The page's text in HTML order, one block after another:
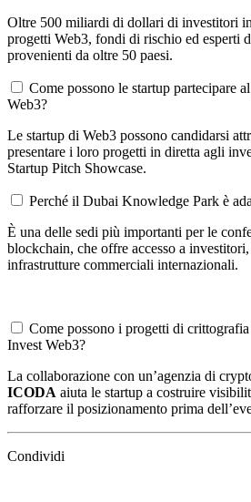
Oltre 500 miliardi di dollari di investitori
progetti Web3, fondi di rischio ed esperti
provenienti da oltre 50 paesi.
Come possono le startup partecipare
Web3?
Le startup di Web3 possono candidarsi
presentare i loro progetti in diretta agli
Startup Pitch Showcase.
Perché il Dubai Knowledge Park è
È una delle sedi più importanti per le
blockchain, che offre accesso a
infrastrutture commerciali internazionali.
Come possono i progetti di
Invest Web3?
La collaborazione con un’agenzia di
ICODA aiuta le startup a costruire
rafforzare il posizionamento prima
Condividi